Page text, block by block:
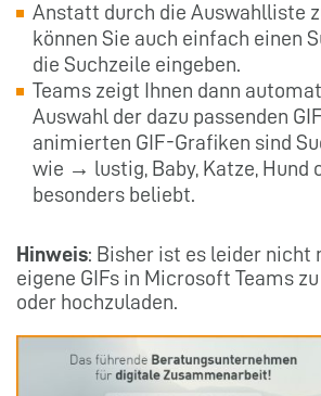
Anstatt durch die Auswahlliste
können Sie auch einfach einen
die Suchzeile eingeben.
Teams zeigt Ihnen dann
Auswahl der dazu passenden
animierten GIF-Grafiken sind
wie → lustig, Baby, Katze, Hund
besonders beliebt.
Hinweis: Bisher ist es leider nicht
eigene GIFs in Microsoft Teams
oder hochzuladen.